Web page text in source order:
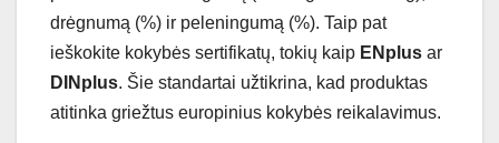
drėgnumą (%) ir peleningumą (%). Taip pat
ieškokite kokybės sertifikatų, tokių kaip ENplus ar
DINplus. Šie standartai užtikrina, kad produktas
atitinka griežtus europinius kokybės reikalavimus.